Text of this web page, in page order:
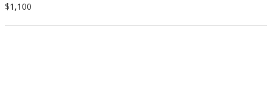
$1,100